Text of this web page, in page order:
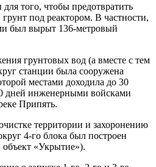
того, чтобы предотвратить
под реактором. В частности,
был вырыт 136-метровый
грунтовых вод (а вместе с тем
станции была сооружена
местами доходила до 30
дней инженерными войсками
Припять.
территории и захоронению
4-го блока был построен
«Укрытие»).